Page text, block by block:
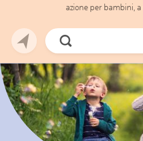
azione per bambini, a
Cerca
ora